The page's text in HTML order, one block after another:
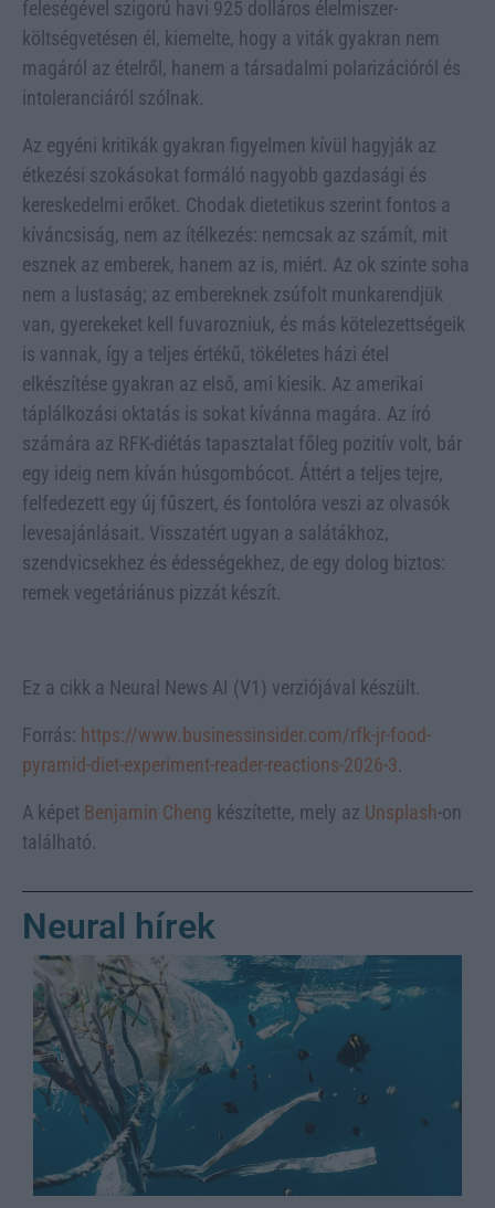
feleségével szigorú havi 925 dolláros élelmiszer-
költségvetésen él, kiemelte, hogy a viták gyakran nem
magáról az ételről, hanem a társadalmi polarizációról és
intoleranciáról szólnak.
Az egyéni kritikák gyakran figyelmen kívül hagyják az
étkezési szokásokat formáló nagyobb gazdasági és
kereskedelmi erőket. Chodak dietetikus szerint fontos a
kíváncsiság, nem az ítélkezés: nemcsak az számít, mit
esznek az emberek, hanem az is, miért. Az ok szinte soha
nem a lustaság; az embereknek zsúfolt munkarendjük
van, gyerekeket kell fuvarozniuk, és más kötelezettségeik
is vannak, így a teljes értékű, tökéletes házi étel
elkészítése gyakran az első, ami kiesik. Az amerikai
táplálkozási oktatás is sokat kívánna magára. Az író
számára az RFK-diétás tapasztalat főleg pozitív volt, bár
egy ideig nem kíván húsgombócot. Áttért a teljes tejre,
felfedezett egy új fűszert, és fontolóra veszi az olvasók
levesajánlásait. Visszatért ugyan a salátákhoz,
szendvicsekhez és édességekhez, de egy dolog biztos:
remek vegetáriánus pizzát készít.
Ez a cikk a Neural News AI (V1) verziójával készült.
Forrás: https://www.businessinsider.com/rfk-jr-food-
pyramid-diet-experiment-reader-reactions-2026-3.
A képet Benjamin Cheng készítette, mely az Unsplash-on
található.
Neural hírek